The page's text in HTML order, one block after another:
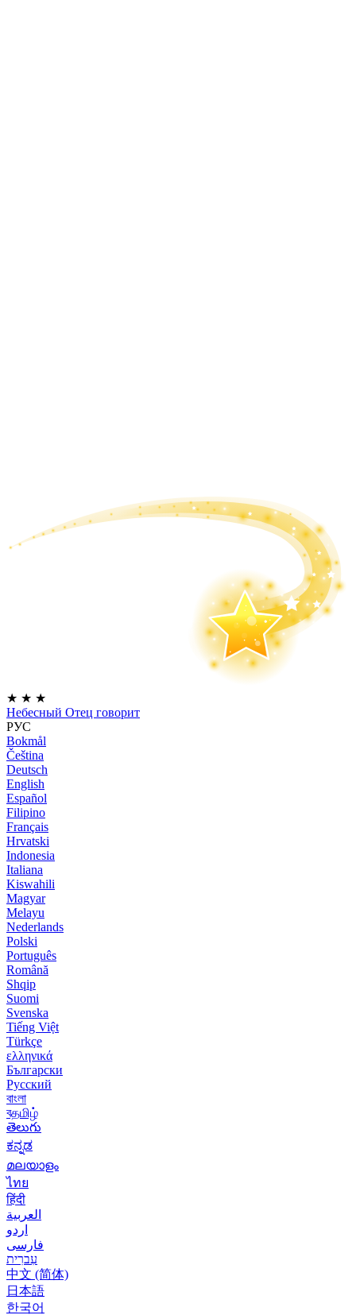
★ ★ ★
Небесный Отец говорит
РУС
Bokmål
Čeština
Deutsch
English
Español
Filipino
Français
Hrvatski
Indonesia
Italiana
Kiswahili
Magyar
Melayu
Nederlands
Polski
Português
Română
Shqip
Suomi
Svenska
Tiếng Việt
Türkçe
ελληνικά
Български
Русский
বাংলা
বதமிழ்
తెలుగు
ಕನ್ನಡ
മലയാളം
ไทย
हिंदी
العربية
اردو
فارسی
עִברִית
中文 (简体)
日本語
한국어